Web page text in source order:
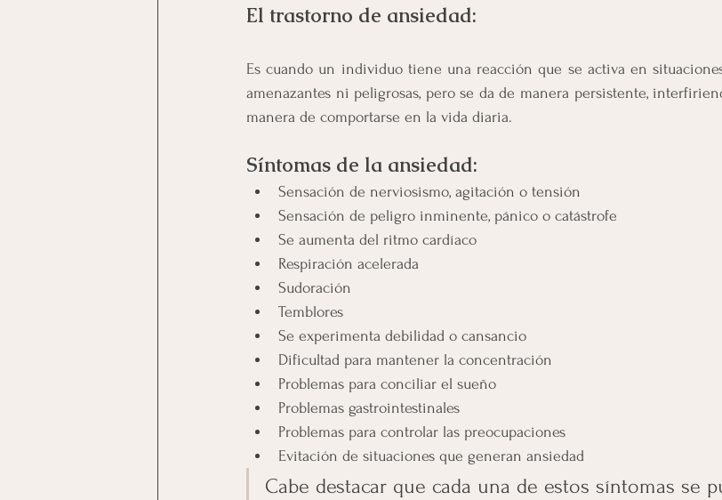
El trastorno de ansiedad:
Es cuando un individuo tiene una reacción que se activa en
amenazantes ni peligrosas, pero se da de manera persistente,
manera de comportarse en la vida diaria.
Síntomas de la ansiedad:
Sensación de nerviosismo, agitación o tensión
Sensación de peligro inminente, pánico o catástrofe
Se aumenta del ritmo cardíaco
Respiración acelerada
Sudoración
Temblores
Se experimenta debilidad o cansancio
Dificultad para mantener la concentración
Problemas para conciliar el sueño
Problemas gastrointestinales
Problemas para controlar las preocupaciones
Evitación de situaciones que generan ansiedad
Cabe destacar que cada una de estos síntomas se